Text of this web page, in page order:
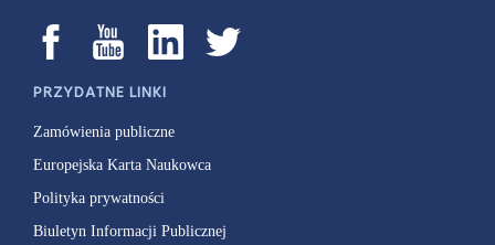
PRZYDATNE LINKI
Zamówienia publiczne
Europejska Karta Naukowca
Polityka prywatności
Biuletyn Informacji Publicznej